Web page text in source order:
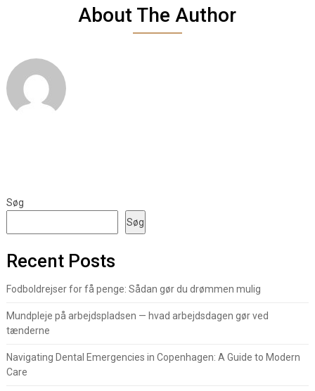
About The Author
Søg
Søg
Recent Posts
Fodboldrejser for få penge: Sådan gør du drømmen mulig
Mundpleje på arbejdspladsen — hvad arbejdsdagen gør ved
tænderne
Navigating Dental Emergencies in Copenhagen: A Guide to Modern
Care